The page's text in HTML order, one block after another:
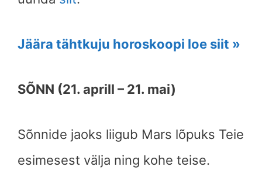
Jäära tähtkuju horoskoopi loe siit »
SÕNN (21. aprill – 21. mai)
Sõnnide jaoks liigub Mars lõpuks Teie
esimesest välja ning kohe teise.